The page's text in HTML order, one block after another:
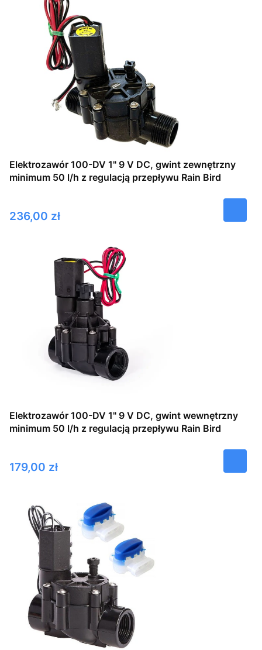
Elektrozawór 100-DV 1" 9 V DC, gwint zewnętrzny
minimum 50 l/h z regulacją przepływu Rain Bird
Cena
236,00 zł
Elektrozawór 100-DV 1" 9 V DC, gwint wewnętrzny
minimum 50 l/h z regulacją przepływu Rain Bird
Cena
179,00 zł